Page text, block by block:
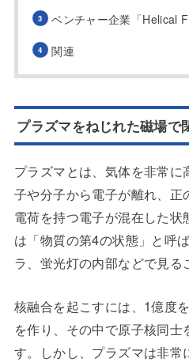
ベンチャー企業「Helical
関連
プラズマをねじれた磁場で
プラズマとは、気体を非常
子や分子から電子が離れ、
電荷を持つ電子が混在した
は「物質の第4の状態」と呼
ラ、蛍光灯の内部などで見る
核融合を起こすには、1億度
を作り、その中で原子核同士
す。しかし、プラズマは非常